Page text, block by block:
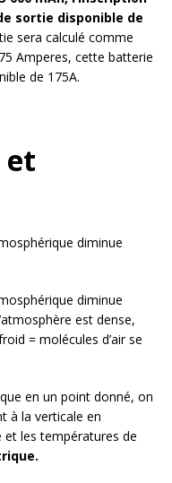
sortie disponible de
sera calculé comme
Amperes, cette batterie
de 175A.
et
diminue
diminue
est dense,
= molécules d’air se
en un point donné, on
à la verticale en
les températures de